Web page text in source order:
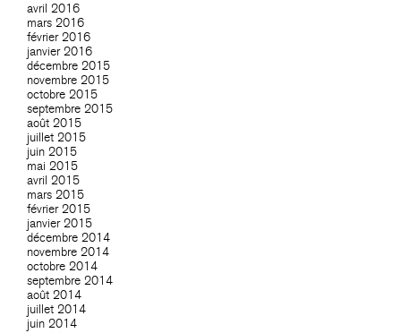
avril 2016
mars 2016
février 2016
janvier 2016
décembre 2015
novembre 2015
octobre 2015
septembre 2015
août 2015
juillet 2015
juin 2015
mai 2015
avril 2015
mars 2015
février 2015
janvier 2015
décembre 2014
novembre 2014
octobre 2014
septembre 2014
août 2014
juillet 2014
juin 2014